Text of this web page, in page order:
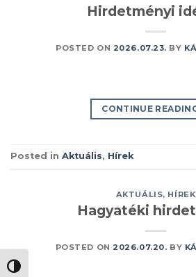
NAGY KONTRASZT VÁLTÁSA
Hirdetményi
POSTED ON 2026.07.23. BY
CONTINUE
Posted in Aktuális, Hírek
AKTUÁLIS, HÍREK
Hagyatéki
POSTED ON 2026.07.20. BY